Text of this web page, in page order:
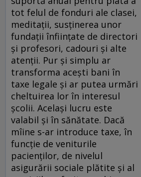
tot felul de fonduri ale clasei,
meditaţii, susţinerea unor
fundaţii înfiinţate de directori
şi profesori, cadouri şi alte
atenţii. Pur şi simplu ar
transforma aceşti bani în
taxe legale şi ar putea urmări
cheltuirea lor în interesul
şcolii. Acelaşi lucru este
valabil şi în sănătate. Dacă
mîine s-ar introduce taxe, în
funcţie de veniturile
pacienţilor, de nivelul
asigurării sociale plătite şi al